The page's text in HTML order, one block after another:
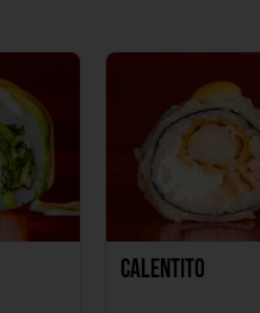
Calentito